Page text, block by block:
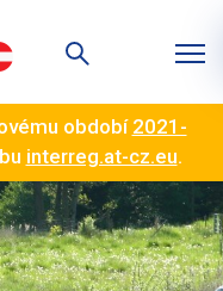
období2021-
interreg.at-cz.eu.